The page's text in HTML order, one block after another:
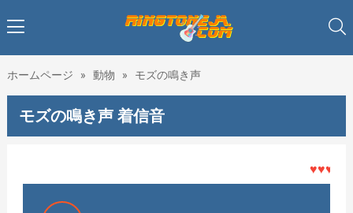
ホームページ » 動物 » モズの鳴き声
モズの鳴き声 着信音
♥♥♥着メ